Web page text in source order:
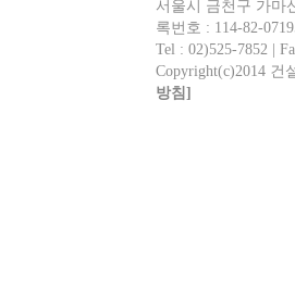
서울시 금천구 가마
록번호 : 114-82-
Tel : 02)525-7852 |
Copyright(c)2014 건
방침]